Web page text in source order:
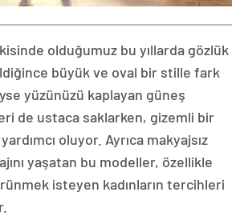
olduğumuz bu yıllarda gözlük
büyük ve oval bir stille fark
yüzünüzü kaplayan güneş
de ustaca saklarken, gizemli bir
oluyor. Ayrıca makyajsız
yaşatan bu modeller, özellikle
isteyen kadınların tercihleri